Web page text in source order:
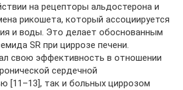
на рецепторы альдостерона и
рикошета, который ассоциируется
и воды. Это делает обоснованным
SR при циррозе печени.
свою эффективность в отношении
сердечной
[11–13], так и больных циррозом